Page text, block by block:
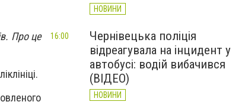
Про це
НОВИНИ
Чернівецька поліція
відреагувала на інцидент у
автобусі: водій вибачився
(ВІДЕО)
НОВИНИ
16:00